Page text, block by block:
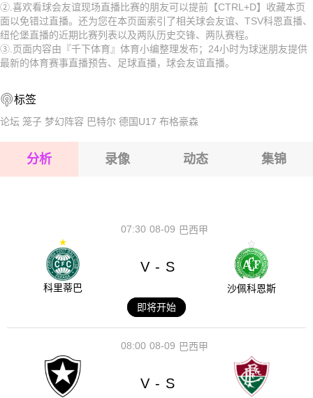
2026-08-17 【球会友谊】 TSV科恩VS纽伦堡
2026-08-17 【球会友谊】 TSV科恩VS纽伦堡
2026-08-17 【球会友谊】 TSV科恩VS纽伦堡
2026-08-17 【球会友谊】 TSV科恩VS纽伦堡
2026-08-17 【球会友谊】 TSV科恩VS纽伦堡
2026-08-17 【球会友谊】 TSV科恩VS纽伦堡
②.喜欢看球会友谊现场直播比赛的朋友可以提前【CTRL+D】收藏本页
面以免错过直播。还为您在本页面索引了相关球会友谊、TSV科恩直播、
纽伦堡直播的近期比赛列表以及两队历史交锋、两队赛程。
③.页面内容由『千下体育』体育小编整理发布；24小时为球迷朋友提供
最新的体育赛事直播预告、足球直播，球会友谊直播。
标签
论坛 笼子 梦幻阵容 巴特尔 德国U17 布格豪森
分析 录像 动态 集锦
08-09
07:30 巴西甲
科里蒂巴
V - S
沙佩科恩斯
即将开始
08-09
08:00 巴西甲
V - S